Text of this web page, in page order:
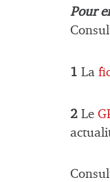
Pour
1 La
2 Le